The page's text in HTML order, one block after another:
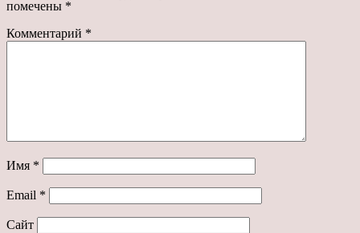
помечены *
Комментарий *
Имя *
Email *
Сайт